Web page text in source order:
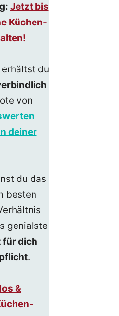
Jetzt bis
Küchen-
erhältst du
von
deiner
du das
besten
genialste
für dich
.
&